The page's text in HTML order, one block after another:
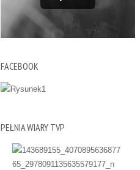
FACEBOOK
PEŁNIA WIARY TVP